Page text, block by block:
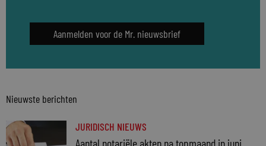
Aanmelden voor de Mr. nieuwsbrief
Nieuwste berichten
JURIDISCH NIEUWS
Aantal notariële akten na topmaand in juni